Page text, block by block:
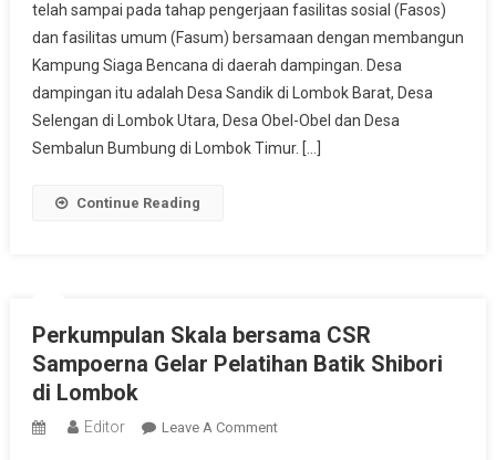
Fasum
Di
Lombok
Ditargetkan
Selesai
Awal
telah sampai pada tahap pengerjaan fasilitas sosial (Fasos)
dan fasilitas umum (Fasum) bersamaan dengan membangun
Kampung Siaga Bencana di daerah dampingan. Desa
dampingan itu adalah Desa Sandik di Lombok Barat, Desa
Selengan di Lombok Utara, Desa Obel-Obel dan Desa
Sembalun Bumbung di Lombok Timur. […]
Continue Reading
Perkumpulan Skala bersama CSR
Sampoerna Gelar Pelatihan Batik Shibori
di Lombok
Editor Leave A CommentOn